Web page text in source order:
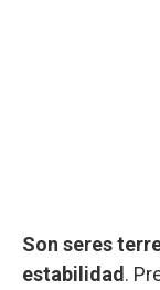
Son seres
estabilidad .